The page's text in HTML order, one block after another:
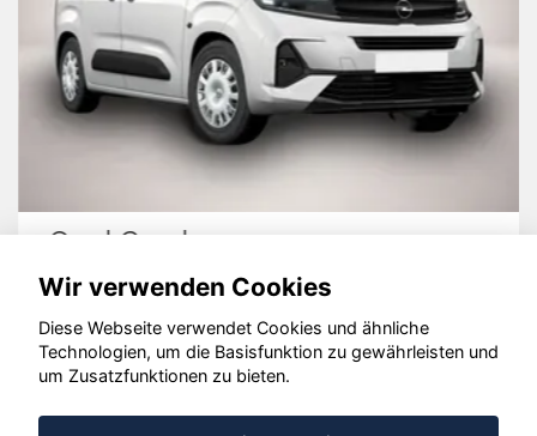
Opel Combo
© konjunkturmotor.de GmbH 2020 - 2026
Wir verwenden Cookies
Diese Webseite verwendet Cookies und ähnliche
Technologien, um die Basisfunktion zu gewährleisten und
um Zusatzfunktionen zu bieten.